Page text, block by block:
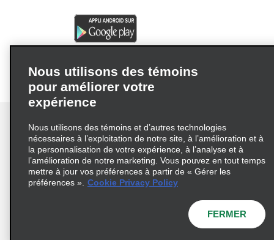
Conditions d’utilisation
Politique de confidentialité
Politique sur les fichiers témoins
© 2026 Enterprise Holdings, Inc. Tous droits réservés
Nous utilisons des témoins
pour améliorer votre
expérience
Nous utilisons des témoins et d’autres technologies
nécessaires à l’exploitation de notre site, à l’amélioration et à
la personnalisation de votre expérience, à l’analyse et à
l’amélioration de notre marketing. Vous pouvez en tout temps
mettre à jour vos préférences à partir de « Gérer les
préférences ». Cookie Privacy Policy
FERMER